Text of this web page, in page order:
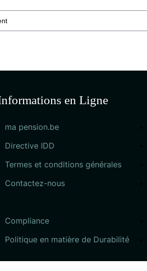
en Ligne
ma pension.be
Directive IDD
Termes et conditions générales
Contactez-nous
Compliance
Politique en matière de Durabilité